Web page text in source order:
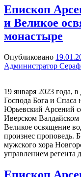
Солнце
Правды»
поздравил
с
ой
Епископ
и Великое
монастыре
Опубликовано
Администратор
19 января 2023 года,
Господа Бога и Спаса
Юрьевский Арсений
Иверском
Великое освящение
произнес проповедь.
мужского хора
управлением регента
Епископ